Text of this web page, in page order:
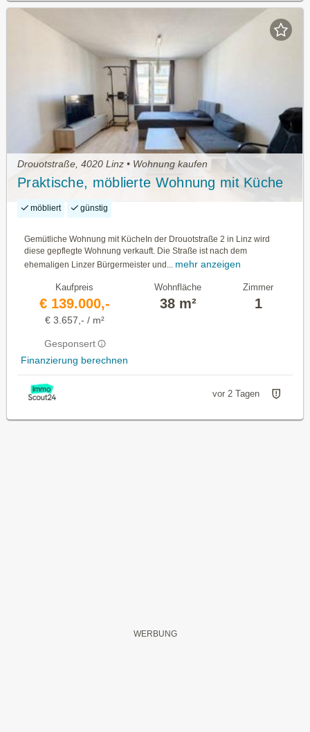
Drouotstraße, 4020 Linz • Wohnung kaufen
Praktische, möblierte Wohnung mit Küche
möbliert günstig
Gemütliche Wohnung mit KücheIn der Drouotstraße 2 in Linz wird
diese gepflegte Wohnung verkauft. Die Straße ist nach dem
ehemaligen Linzer Bürgermeister und... mehr anzeigen
Kaufpreis
€ 139.000,-
€ 3.657,- / m²
Gesponsert
Finanzierung berechnen
Wohnfläche
38 m²
Zimmer
1
vor 2 Tagen